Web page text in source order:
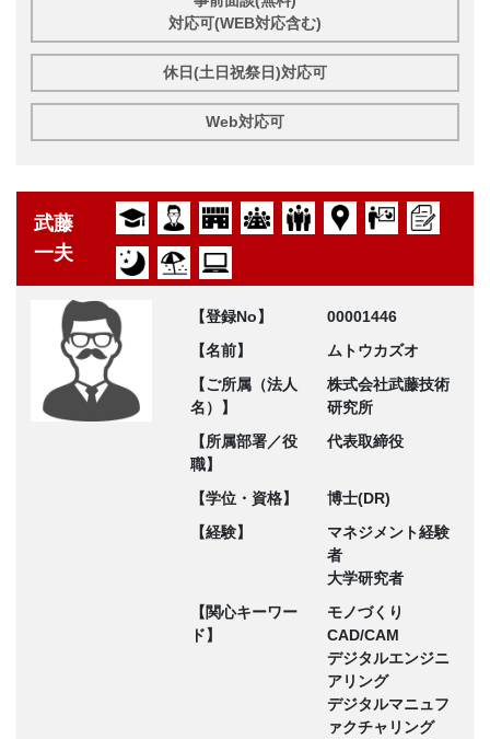
対応可(WEB対応含む)
休日(土日祝祭日)対応可
Web対応可
武藤
一夫
【登録No】
00001446
【名前】
ムトウカズオ
【ご所属（法人
名）】
株式会社武藤技術
研究所
【所属部署／役
職】
代表取締役
【学位・資格】
博士(DR)
【経験】
マネジメント経験
者
大学研究者
【関心キーワー
ド】
モノづくり
CAD/CAM
デジタルエンジニ
アリング
デジタルマニュフ
ァクチャリング